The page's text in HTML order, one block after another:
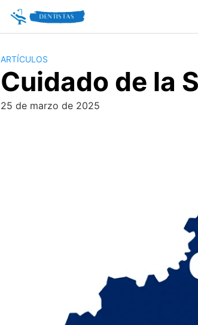
ARTÍCULOS
Cuidado de la
25 de marzo de 2025